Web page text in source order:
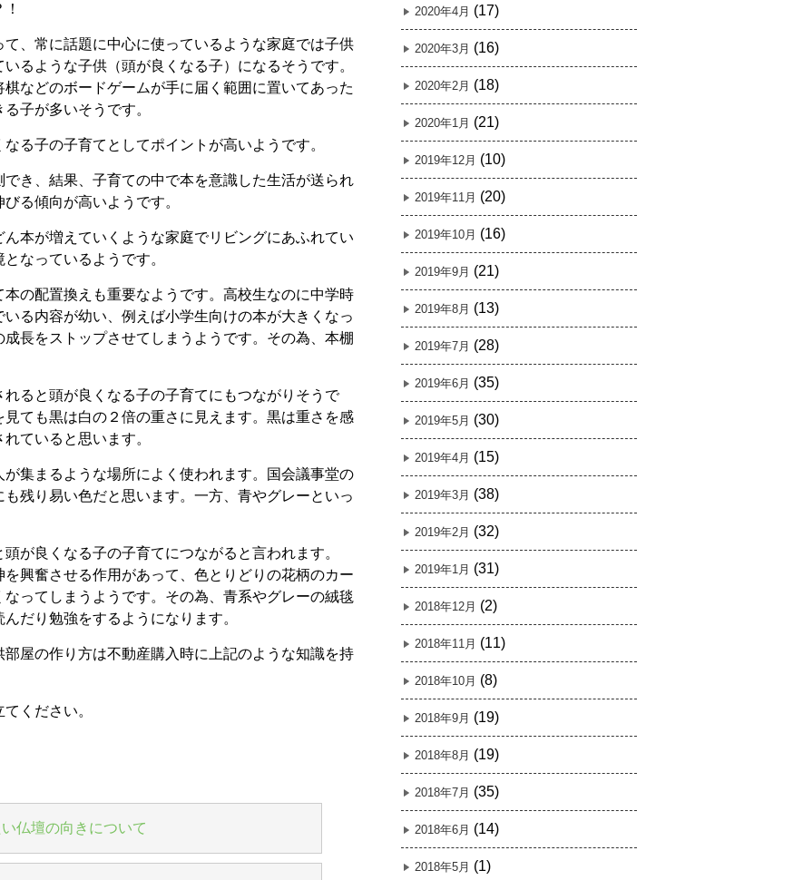
、常に話題に中心に使っているような家庭では子供
るような子供（頭が良くなる子）になるそうです。
などのボードゲームが手に届く範囲に置いてあった
子が多いそうです。
る子の子育てとしてポイントが高いようです。
き、結果、子育ての中で本を意識した生活が送られ
る傾向が高いようです。
本が増えていくような家庭でリビングにあふれてい
なっているようです。
の配置換えも重要なようです。高校生なのに中学時
る内容が幼い、例えば小学生向けの本が大きくなっ
長をストップさせてしまうようです。その為、本棚
ると頭が良くなる子の子育てにもつながりそうで
ても黒は白の２倍の重さに見えます。黒は重さを感
ていると思います。
集まるような場所によく使われます。国会議事堂の
残り易い色だと思います。一方、青やグレーといっ
が良くなる子の子育てにつながると言われます。
興奮させる作用があって、色とりどりの花柄のカー
ってしまうようです。その為、青系やグレーの絨毯
だり勉強をするようになります。
屋の作り方は不動産購入時に上記のような知識を持
ください。
仏壇の向きについて
2020年4月 (17)
2020年3月 (16)
2020年2月 (18)
2020年1月 (21)
2019年12月 (10)
2019年11月 (20)
2019年10月 (16)
2019年9月 (21)
2019年8月 (13)
2019年7月 (28)
2019年6月 (35)
2019年5月 (30)
2019年4月 (15)
2019年3月 (38)
2019年2月 (32)
2019年1月 (31)
2018年12月 (2)
2018年11月 (11)
2018年10月 (8)
2018年9月 (19)
2018年8月 (19)
2018年7月 (35)
2018年6月 (14)
2018年5月 (1)